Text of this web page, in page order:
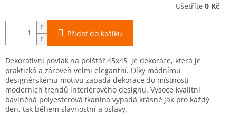
Ušetříte 0 Kč
Přidat do košíku
Dekorativní povlak na polštář 45x45 je dekorace, která je
praktická a zároveň velmi elegantní. Díky módnímu
designérskému motivu zapadá dekorace do místnosti
moderních trendů interiérového designu. Vysoce kvalitní
bavlněná polyesterová tkanina vypadá krásně jak pro každý
den, tak během slavnostní a oslavy.